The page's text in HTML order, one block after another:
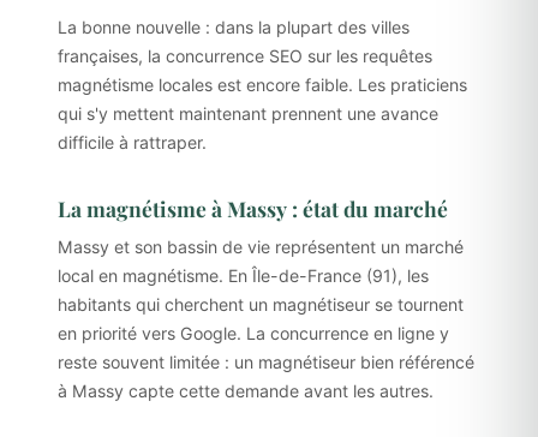
La bonne nouvelle : dans la plupart des villes
françaises, la concurrence SEO sur les requêtes
magnétisme locales est encore faible. Les praticiens
qui s'y mettent maintenant prennent une avance
difficile à rattraper.
La magnétisme à Massy : état du marché
Massy et son bassin de vie représentent un marché
local en magnétisme. En Île-de-France (91), les
habitants qui cherchent un magnétiseur se tournent
en priorité vers Google. La concurrence en ligne y
reste souvent limitée : un magnétiseur bien référencé
à Massy capte cette demande avant les autres.